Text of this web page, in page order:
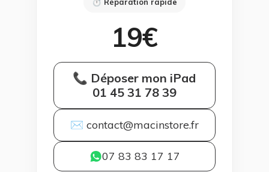
⏱ Réparation rapide
19€
📞 Déposer mon iPad
01 45 31 78 39
✉ contact@macinstore.fr
07 83 83 17 17